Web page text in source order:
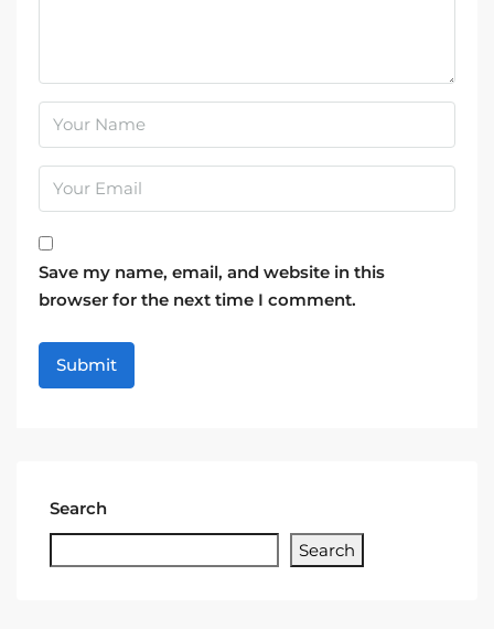
Save my name, email, and website in this
browser for the next time I comment.
Search
Search